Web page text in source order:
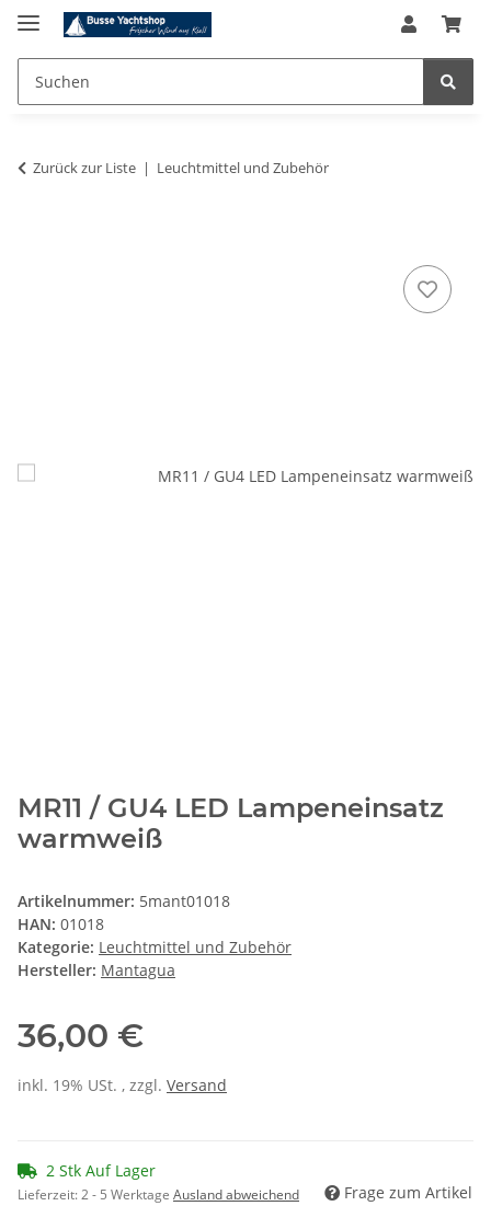
Zurück zur Liste Leuchtmittel und Zubehör
MR11 / GU4 LED Lampeneinsatz
warmweiß
Artikelnummer: 5mant01018
HAN: 01018
Kategorie: Leuchtmittel und Zubehör
Hersteller: Mantagua
36,00 €
inkl. 19% USt. , zzgl. Versand
2 Stk Auf Lager
Lieferzeit:2 - 5 Werktage Ausland abweichend Frage zum Artikel